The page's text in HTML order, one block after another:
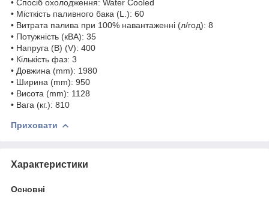
• Спосіб охолодження: Water Cooled
• Місткість паливного бака (L.): 60
• Витрата палива при 100% навантаженні (л/год): 8
• Потужність (кВА): 35
• Напруга (В) (V): 400
• Кількість фаз: 3
• Довжина (mm): 1980
• Ширина (mm): 950
• Висота (mm): 1128
• Вага (кг.): 810
Приховати
Характеристики
Основні